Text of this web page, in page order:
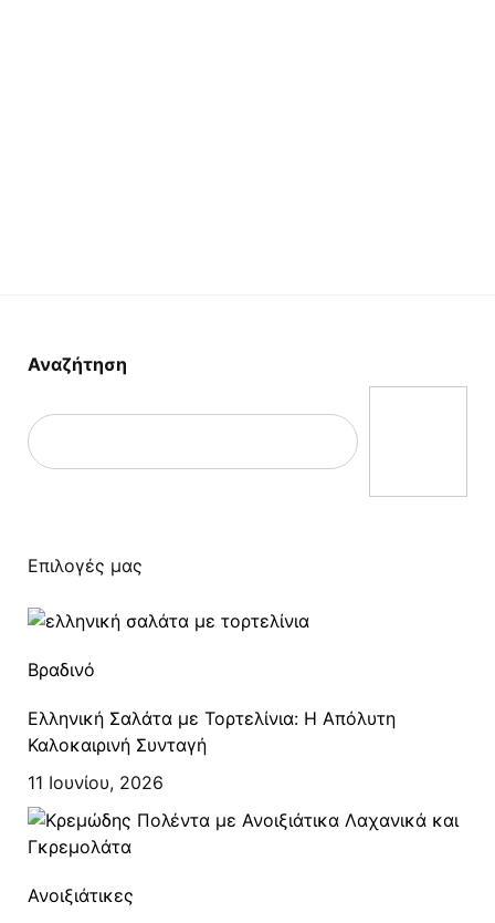
Αναζήτηση
Επιλογές μας
Βραδινό
Ελληνική Σαλάτα με Τορτελίνια: Η Απόλυτη
Καλοκαιρινή Συνταγή
11 Ιουνίου, 2026
Ανοιξιάτικες